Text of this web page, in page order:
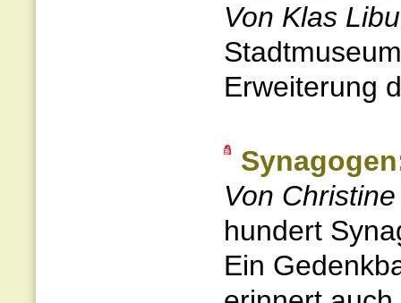
Von Klas
Erweiterung
Von
hundert
Ein